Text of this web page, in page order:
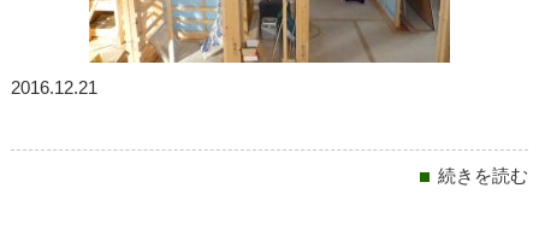
2016.12.21
続きを読む